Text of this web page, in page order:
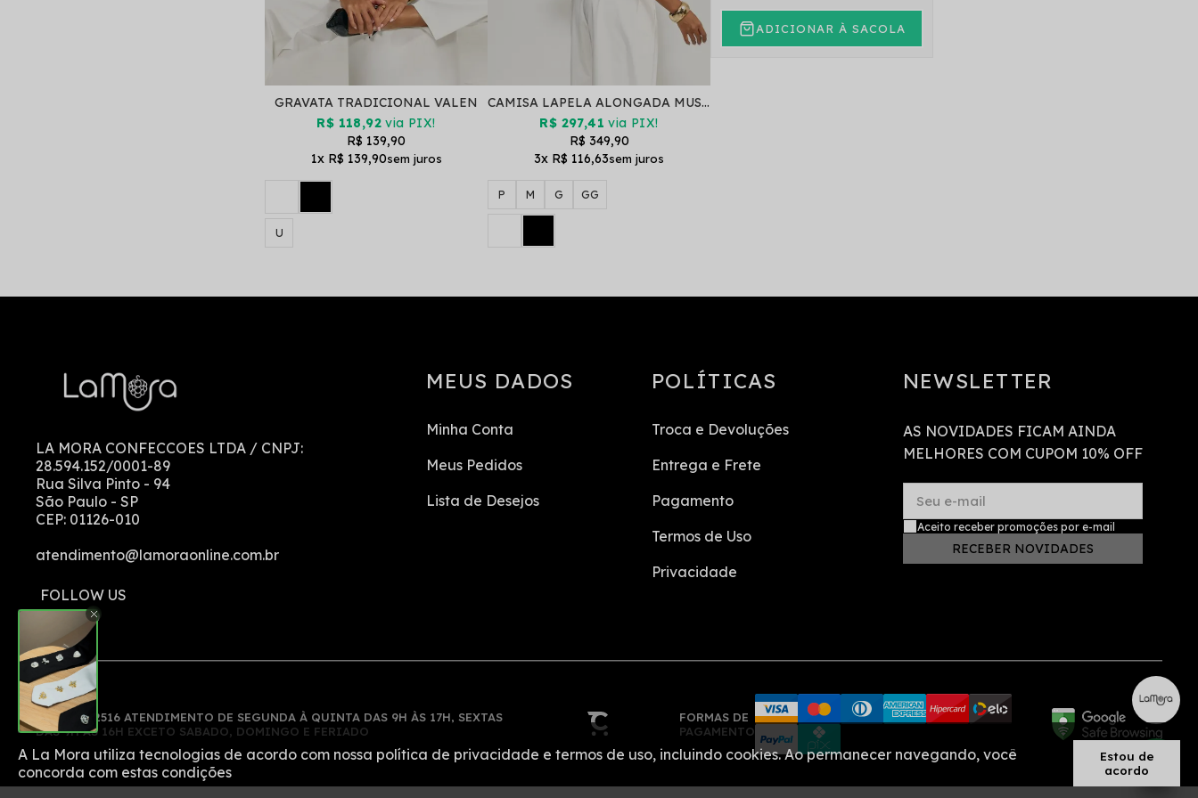
GRAVATA TRADICIONAL VALEN
R$ 118,92 via PIX!
R$ 139,90
1x R$ 139,90
U
CAMISA LAPELA ALONGADA MUSCLE TEE ALTHEA
R$ 297,41 via PIX!
R$ 349,90
3x R$ 116,63
P M G GG
ADICIONAR À SACOLA
LA MORA CONFECCOES LTDA / CNPJ:
28.594.152/0001-89
Rua Silva Pinto - 94
São Paulo - SP
CEP: 01126-010
atendimento@lamoraonline.com.br
MEUS DADOS
Minha Conta
Meus Pedidos
Lista de Desejos
POLÍTICAS
Troca e Devoluções
Entrega e Frete
Pagamento
Termos de Uso
Privacidade
NEWSLETTER
AS NOVIDADES FICAM AINDA
MELHORES COM CUPOM 10% OFF
Seu e-mail
RECEBER NOVIDADES
Aceito receber promoções por e-mail
(11) 913522516 ATENDIMENTO DE SEGUNDA À QUINTA DAS 9H ÀS 17H, SEXTAS
DAS 9H ÀS 16H EXCETO SABADO, DOMINGO E FERIADO
FORMAS DE
PAGAMENTO
A La Mora utiliza tecnologias de acordo com nossa política de privacidade e termos de uso, incluindo cookies. Ao permanecer navegando, você
concorda com estas condições
Estou de
acordo